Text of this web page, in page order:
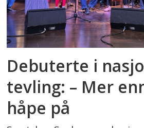
Debuterte i
tevling: – Mer
håpe på